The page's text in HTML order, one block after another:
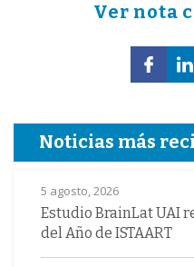
Ver nota
Noticias más
5 agosto, 2026
Estudio BrainLat UAI
del Año de ISTAART